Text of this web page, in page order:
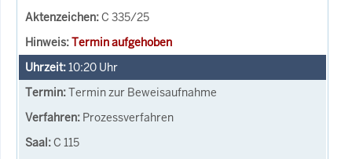
C 335/25
Termin aufgehoben
10:20 Uhr
Termin zur Beweisaufnahme
Prozessverfahren
C 115